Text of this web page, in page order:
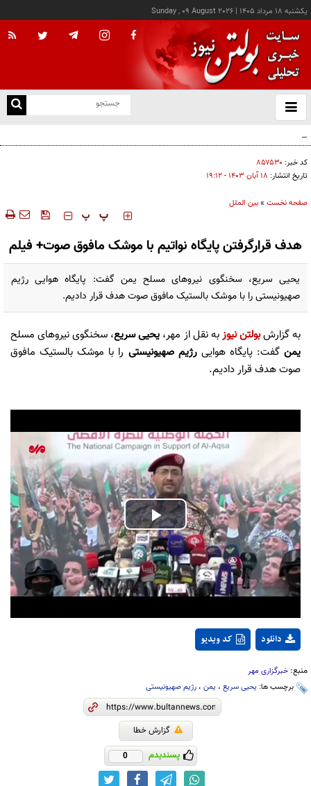
يکشنبه ۱۸ مرداد ۱۴۰۵ |
Sunday , 09 August 2026
باز
و
هشدار صنعا به عربستان: وقت تلف نکنید
کد خبر: ۸۵۷۵۳۰
تاریخ انتشار: ۱۸ آبان ۱۴۰۳ - ۱۹:۱۲
صفحه نخست »بین الملل
‍‍‍ پ پ
هدف قرارگرفتن پایگاه نواتیم با موشک مافوق صوت+ فیلم
یحیی سریع، سخنگوی نیروهای مسلح یمن گفت: پایگاه هوایی رژیم
صهیونیستی را با موشک بالستیک مافوق صوت هدف قرار دادیم.
به گزارشبولتن نیوزبه نقل از مهر، یحیی سریع، سخنگوی نیروهای مسلح
یمنگفت: پایگاه هواییرژیم صهیونیستی را با موشک بالستیک مافوق
صوت هدف قرار دادیم.
Play
Video
کد ویدیو دانلود
منبع: خبرگزاری مهر
برچسب ها: یحیی سریع ، یمن ، رژیم صهیونیستی
گزارش خطا
پسندیدم 0